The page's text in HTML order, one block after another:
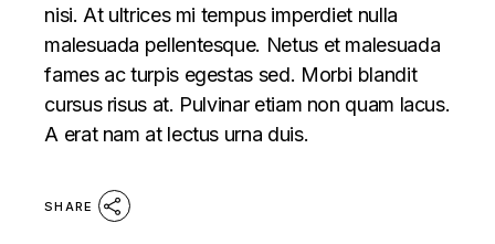
nisi. At ultrices mi tempus imperdiet nulla
malesuada pellentesque. Netus et malesuada
fames ac turpis egestas sed. Morbi blandit
cursus risus at. Pulvinar etiam non quam lacus.
A erat nam at lectus urna duis.
SHARE